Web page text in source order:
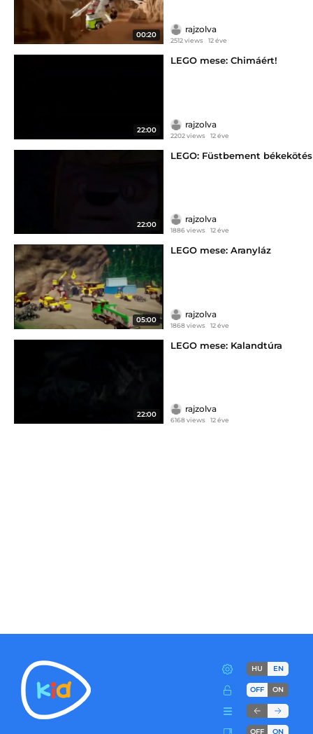
00:20
rajzolva
2512 views 12 éve
22:00
LEGO mese: Chimáért!
rajzolva
2202 views 12 éve
22:00
LEGO: Füstbement békekötés
rajzolva
1886 views 12 éve
05:00
LEGO mese: Aranyláz
rajzolva
1868 views 12 éve
22:00
LEGO mese: Kalandtúra
rajzolva
6168 views 12 éve
HU EN
OFF ON
OFF ON